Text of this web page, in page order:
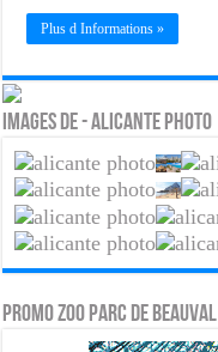
Plus d Informations »
Images de - Alicante photo
PROMO ZOO PARC DE BEAUVAL